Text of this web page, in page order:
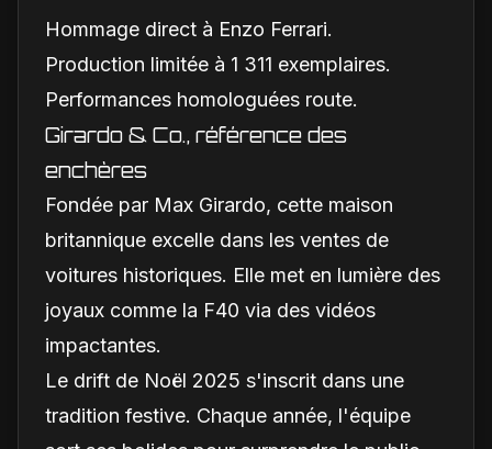
Hommage direct à Enzo Ferrari.
Production limitée à 1 311 exemplaires.
Performances homologuées route.
Girardo & Co., référence des
enchères
Fondée par Max Girardo, cette maison
britannique excelle dans les ventes de
voitures historiques. Elle met en lumière des
joyaux comme la F40 via des vidéos
impactantes.
Le drift de Noël 2025 s'inscrit dans une
tradition festive. Chaque année, l'équipe